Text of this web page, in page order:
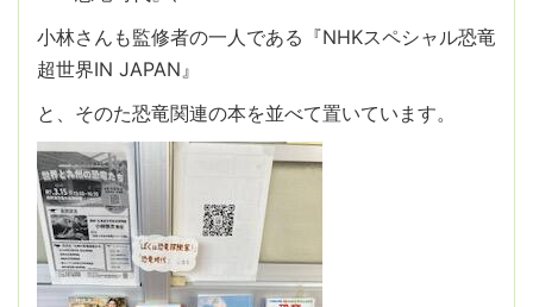
小林さんも監修者の一人である『NHKスペシャル恐竜
超世界IN JAPAN』
と、そのた恐竜関連の本を並べて置いています。